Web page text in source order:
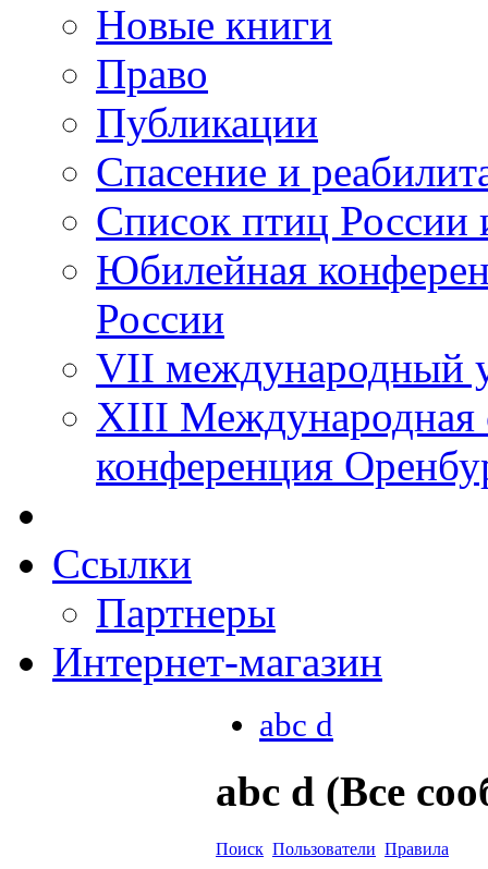
Новые книги
Право
Публикации
Спасение и
Список птиц России
Юбилейная
России
VII международный
XIII Международная
конференция
Ссылки
Партнеры
Интернет-магазин
abc d
abc d (Все
Поиск Пользователи Правила